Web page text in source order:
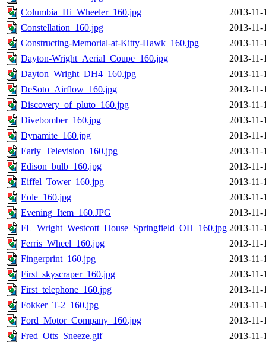
Columbia_Hi_Wheeler_160.jpg
2013-11-
Constellation_160.jpg
2013-11-
Constructing-Memorial-at-Kitty-Hawk_160.jpg
2013-11-
Dayton-Wright_Aerial_Coupe_160.jpg
2013-11-
Dayton_Wright_DH4_160.jpg
2013-11-
DeSoto_Airflow_160.jpg
2013-11-
Discovery_of_pluto_160.jpg
2013-11-
Divebomber_160.jpg
2013-11-
Dynamite_160.jpg
2013-11-
Early_Television_160.jpg
2013-11-
Edison_bulb_160.jpg
2013-11-
Eiffel_Tower_160.jpg
2013-11-
Eole_160.jpg
2013-11-
Evening_Item_160.JPG
2013-11-
FL_Wright_Westcott_House_Springfield_OH_160.jpg 2013-11-
Ferris_Wheel_160.jpg
2013-11-
Fingerprint_160.jpg
2013-11-
First_skyscraper_160.jpg
2013-11-
First_telephone_160.jpg
2013-11-
Fokker_T-2_160.jpg
2013-11-
Ford_Motor_Company_160.jpg
2013-11-
Fred_Otts_Sneeze.gif
2013-11-